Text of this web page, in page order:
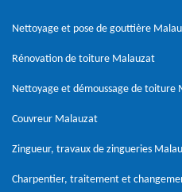
Nettoyage et pose de gouttière
Rénovation de toiture Malauzat
Nettoyage et démoussage de toiture
Couvreur Malauzat
Zingueur, travaux de zingueries
Charpentier, traitement et